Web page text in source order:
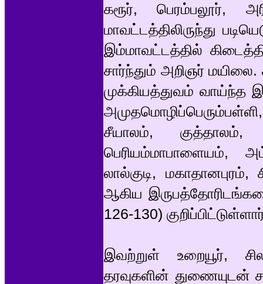
கரூர், பெரம்பலூர்,
மாவட்டத்திலிருந்து
இம்மாவட்டத்தில்
சார்ந்தும் அறிஞர்
முக்கியத்துவம் வாய்ந்த
சீயாலம், குத்தாலம்,
பெரியம்மாபாளையம்,
லால்குடி,
ஆகிய
126-130)
இவற்றுள் உறையூர்,
தரவுகளின் துணையுடன்